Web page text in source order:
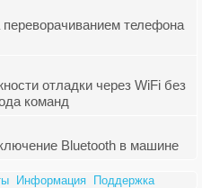
телефона
отладки через WiFi без
команд
Bluetooth в машине
Информация
Поддержка